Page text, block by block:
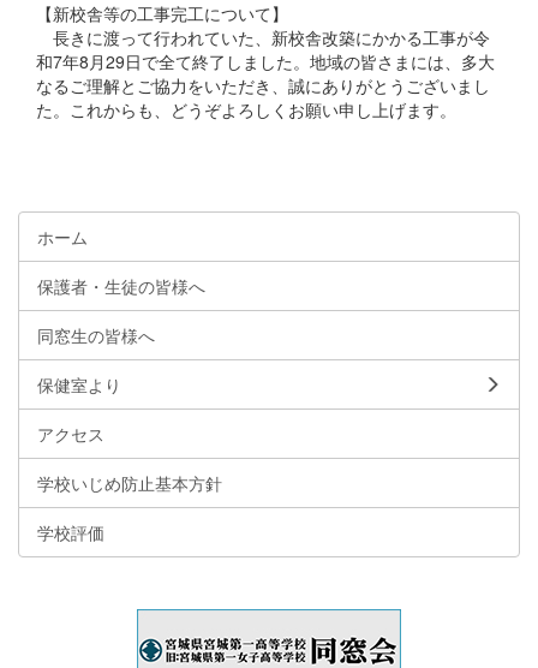
【新校舎等の工事完工について】
長きに渡って行われていた、新校舎改築にかかる工事が令
和7年8月29日で全て終了しました。地域の皆さまには、多大
なるご理解とご協力をいただき、誠にありがとうございまし
た。これからも、どうぞよろしくお願い申し上げます。
ホーム
保護者・生徒の皆様へ
同窓生の皆様へ
保健室より
アクセス
学校いじめ防止基本方針
学校評価